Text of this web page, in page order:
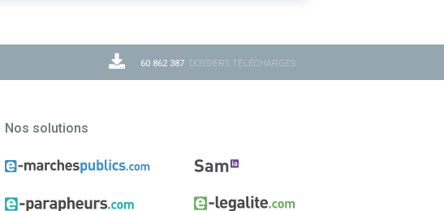
60 862 387 DOSSIERS TÉLÉCHARGÉS
Nos solutions